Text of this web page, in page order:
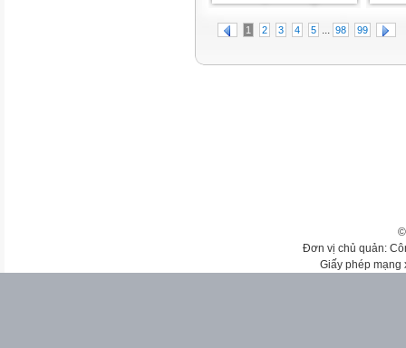
1 2 3 4 5 ... 98 99
Đơn vị chủ quản:
Giấy phép mạng